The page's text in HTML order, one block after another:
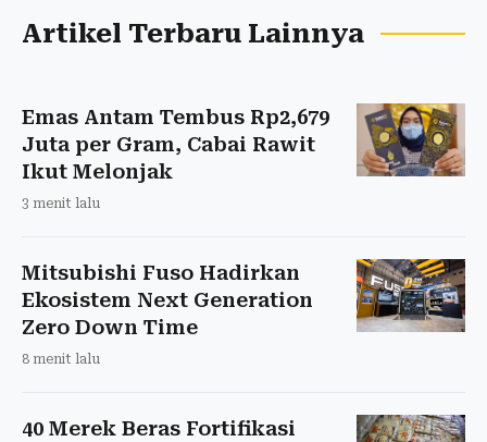
Artikel Terbaru Lainnya
Emas Antam Tembus Rp2,679
Juta per Gram, Cabai Rawit
Ikut Melonjak
3 menit lalu
Mitsubishi Fuso Hadirkan
Ekosistem Next Generation
Zero Down Time
8 menit lalu
40 Merek Beras Fortifikasi